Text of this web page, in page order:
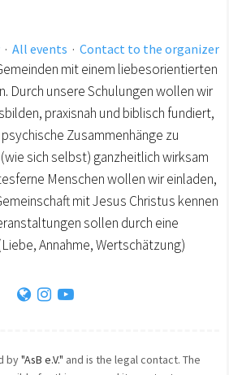
· All events · Contact to the organizer
mit einem liebesorientierten
Durch unsere Schulungen wollen wir
praxisnah und biblisch fundiert,
Zusammenhänge zu
sich selbst) ganzheitlich wirksam
Menschen wollen wir einladen,
mit Jesus Christus kennen
sollen durch eine
Annahme, Wertschätzung)
by"AsB e.V." and is the legal contact. The